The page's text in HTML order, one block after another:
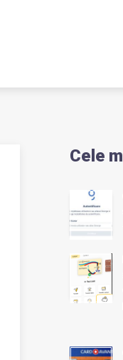
Cele